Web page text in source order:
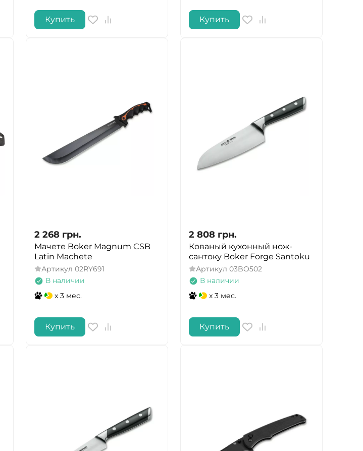
Купить Купить
2 268 грн.
Мачете Boker Magnum CSB
Latin Machete
Артикул 02RY691
В наличии
x 3 мес.
Купить
2 808 грн.
Кованый кухонный нож-
сантоку Boker Forge Santoku
Артикул 03BO502
В наличии
x 3 мес.
Купить